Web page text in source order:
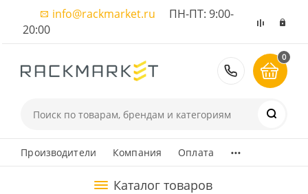
info@rackmarket.ru ПН-ПТ: 9:00-
20:00
8 (495)
0
Производители Компания Оплата ...
Каталог товаров